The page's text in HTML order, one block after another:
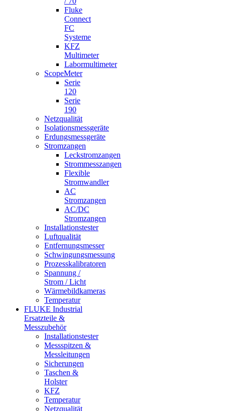
Fluke
Connect
FC
Systeme
KFZ
Multimeter
Labormultimeter
ScopeMeter
Serie
120
Serie
190
Netzqualität
Isolationsmessgeräte
Erdungsmessgeräte
Stromzangen
Leckstromzangen
Strommesszangen
Flexible
Stromwandler
AC
Stromzangen
AC/DC
Stromzangen
Installationstester
Luftqualität
Entfernungsmesser
Schwingungsmessung
Prozesskalibratoren
Spannung /
Strom / Licht
Wärmebildkameras
Temperatur
FLUKE Industrial
Ersatzteile &
Messzubehör
Installationstester
Messspitzen &
Messleitungen
Sicherungen
Taschen &
Holster
KFZ
Temperatur
Netzqualität